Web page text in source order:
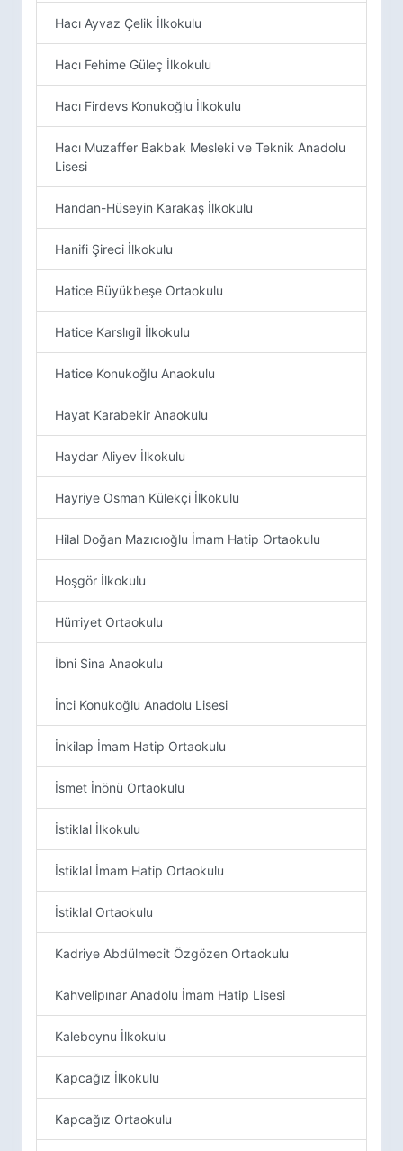
Hacı Ayvaz Çelik İlkokulu
Hacı Fehime Güleç İlkokulu
Hacı Firdevs Konukoğlu İlkokulu
Hacı Muzaffer Bakbak Mesleki ve Teknik Anadolu
Lisesi
Handan-Hüseyin Karakaş İlkokulu
Hanifi Şireci İlkokulu
Hatice Büyükbeşe Ortaokulu
Hatice Karslıgil İlkokulu
Hatice Konukoğlu Anaokulu
Hayat Karabekir Anaokulu
Haydar Aliyev İlkokulu
Hayriye Osman Külekçi İlkokulu
Hilal Doğan Mazıcıoğlu İmam Hatip Ortaokulu
Hoşgör İlkokulu
Hürriyet Ortaokulu
İbni Sina Anaokulu
İnci Konukoğlu Anadolu Lisesi
İnkilap İmam Hatip Ortaokulu
İsmet İnönü Ortaokulu
İstiklal İlkokulu
İstiklal İmam Hatip Ortaokulu
İstiklal Ortaokulu
Kadriye Abdülmecit Özgözen Ortaokulu
Kahvelipınar Anadolu İmam Hatip Lisesi
Kaleboynu İlkokulu
Kapcağız İlkokulu
Kapcağız Ortaokulu